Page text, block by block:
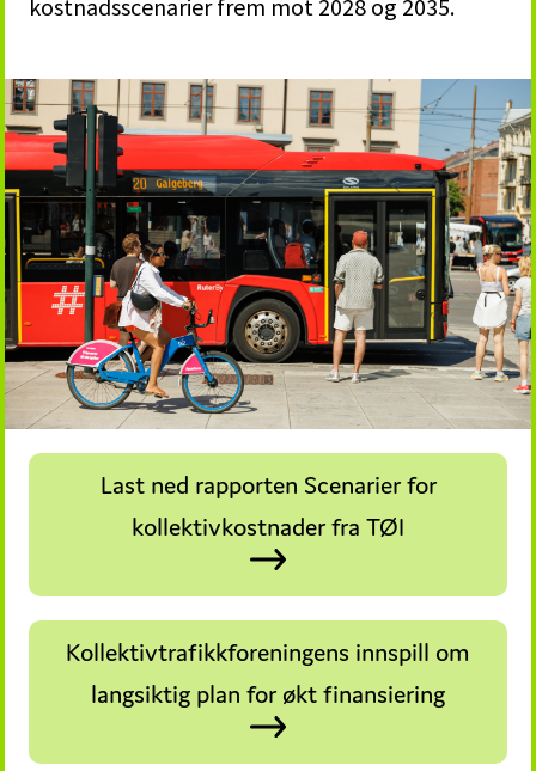
kostnadsscenarier frem mot 2028 og 2035.
Last ned rapporten Scenarier for
kollektivkostnader fra TØI
Kollektivtrafikkforeningens innspill om
langsiktig plan for økt finansiering